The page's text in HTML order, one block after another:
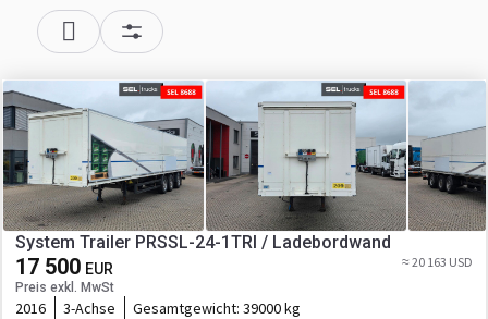
System Trailer PRSSL-24-1TRI / Ladebordwand
17 500 EUR
Preis exkl. MwSt
≈ 20 163 USD
2016 3-Achse Gesamtgewicht: 39000 kg